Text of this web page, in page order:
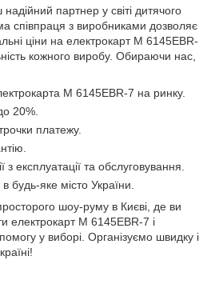
партнер у світі дитячого
співпраця з виробниками дозволяє
ціни на електрокарт M 6145EBR-
кожного виробу. Обираючи нас,
M 6145EBR-7 на ринку.
20%.
платежу.
з експлуатації та обслуговування.
будь-яке місто України.
шоу-руму в Києві, де ви
електрокарт M 6145EBR-7 і
у виборі. Організуємо швидку і